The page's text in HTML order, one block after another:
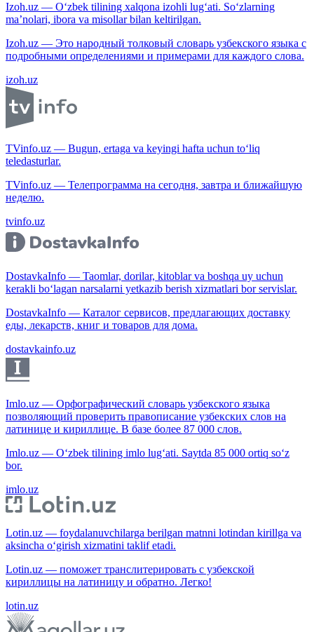
Izoh.uz — O‘zbek tilining xalqona izohli lug‘ati. So‘zlarning
ma’nolari, ibora va misollar bilan keltirilgan.
Izoh.uz — Это народный толковый словарь узбекского языка с
подробными определениями и примерами для каждого слова.
izoh.uz
TVinfo.uz — Bugun, ertaga va keyingi hafta uchun to‘liq
teledasturlar.
TVinfo.uz — Телепрограмма на сегодня, завтра и ближайшую
неделю.
tvinfo.uz
DostavkaInfo — Taomlar, dorilar, kitoblar va boshqa uy uchun
kerakli bo‘lagan narsalarni yetkazib berish xizmatlari bor servislar.
DostavkaInfo — Каталог сервисов, предлагающих доставку
еды, лекарств, книг и товаров для дома.
dostavkainfo.uz
Imlo.uz — Орфографический словарь узбекского языка
позволяющий проверить правописание узбекских слов на
латинице и кириллице. В базе более 87 000 слов.
Imlo.uz — O‘zbek tilining imlo lug‘ati. Saytda 85 000 ortiq so‘z
bor.
imlo.uz
Lotin.uz — foydalanuvchilarga berilgan matnni lotindan kirillga va
aksincha o‘girish xizmatini taklif etadi.
Lotin.uz — поможет транслитерировать с узбекской
кириллицы на латиницу и обратно. Легко!
lotin.uz